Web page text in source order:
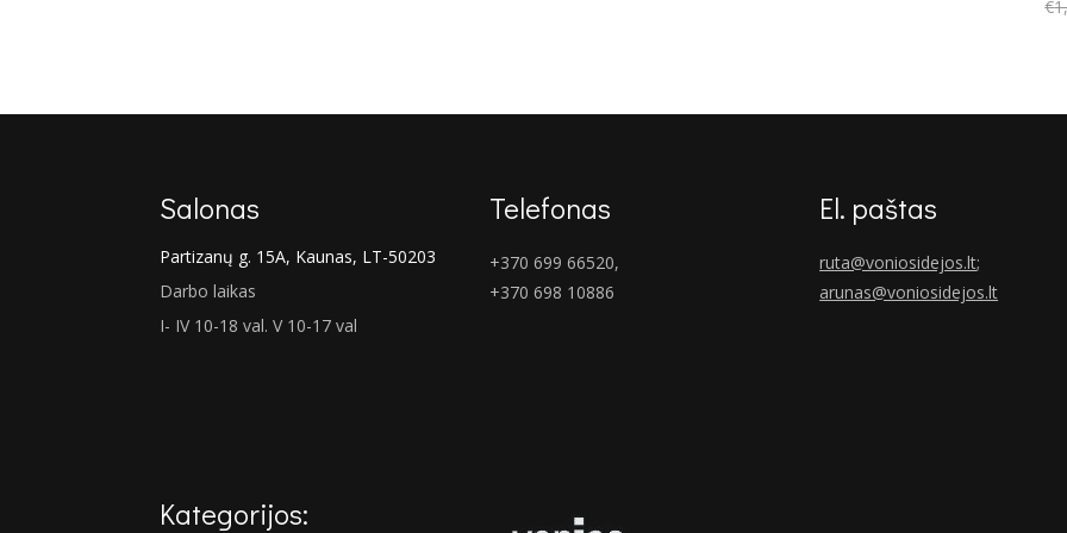
€
Salonas
Partizanų g. 15A, Kaunas, LT-50203
Darbo laikas
I- IV 10-18 val. V 10-17 val
Telefonas
+370 699 66520,
+370 698 10886
El. paštas
ruta@voniosidejos.lt;
arunas@voniosidejos.lt
Kategorijos: